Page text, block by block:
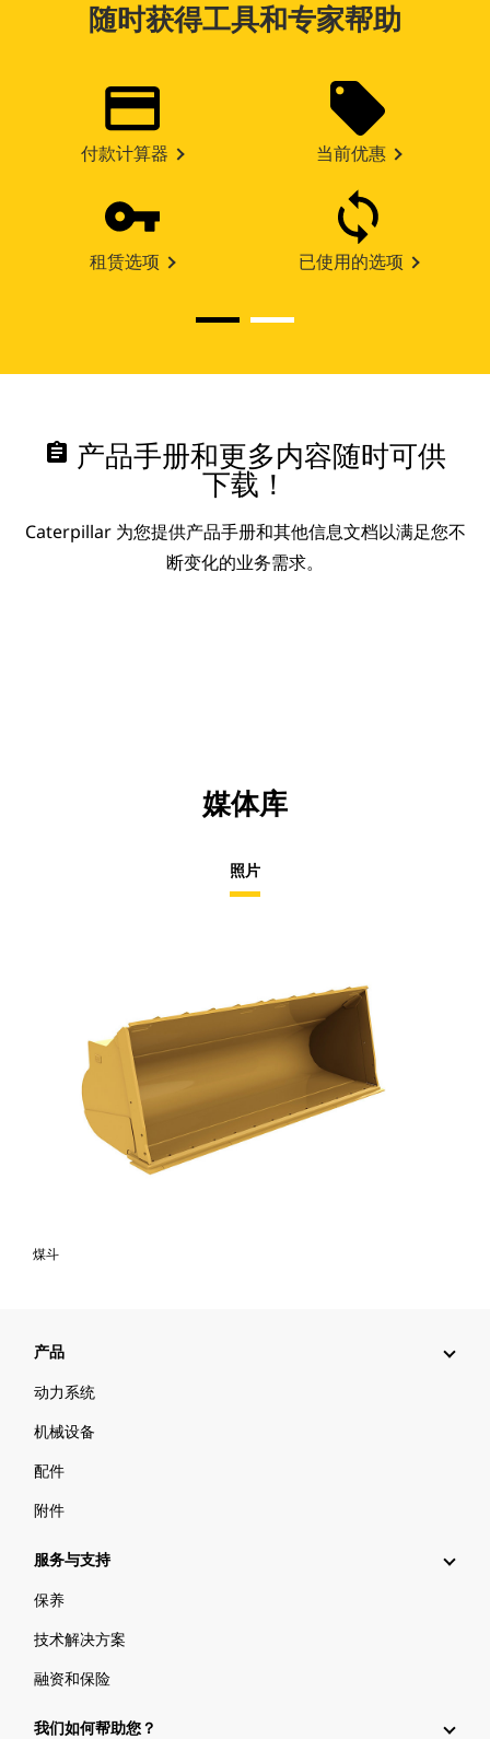
随时获得工具和专家帮助
付款计算器 当前优惠
租赁选项 已使用的选项
assignment 产品手册和更多内容随时可供
下载！
Caterpillar 为您提供产品手册和其他信息文档以满足您不
断变化的业务需求。
媒体库
照片
煤斗
产品
动力系统
机械设备
配件
附件
服务与支持
保养
技术解决方案
融资和保险
我们如何帮助您？